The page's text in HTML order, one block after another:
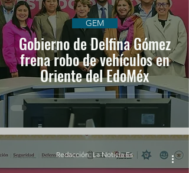
Gobierno de Delfina Gómez
frena robo de vehículos en
Oriente del EdoMéx
GEM
Redacción: La Noticia Es